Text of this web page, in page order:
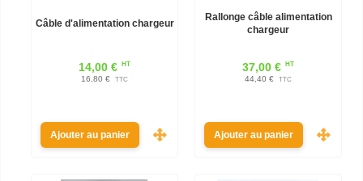
Câble d'alimentation chargeur
14,00 € HT
16,80 € TTC
Ajouter au panier
Rallonge câble alimentation
chargeur
37,00 € HT
44,40 € TTC
Ajouter au panier